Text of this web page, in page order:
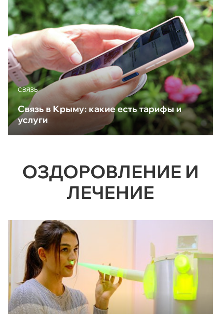
CВЯЗЬ
Связь в Крыму: какие есть тарифы и
услуги
ОЗДОРОВЛЕНИЕ И
ЛЕЧЕНИЕ